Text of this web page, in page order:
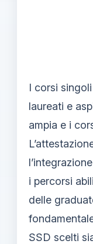
I corsi
laureati e
ampia e i
i percorsi
delle
SSD scelti